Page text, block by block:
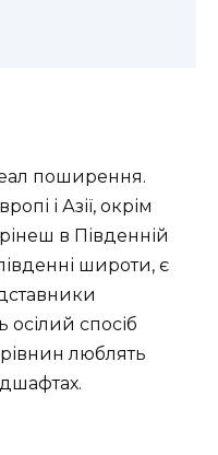
поширення.
і Азії, окрім
в Південній
широти, є
осілий спосіб
люблять